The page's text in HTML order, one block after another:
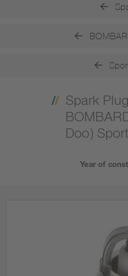
Spark
Doo)
Year of